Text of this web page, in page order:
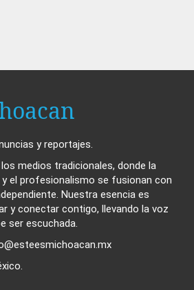
y reportajes.
medios tradicionales, donde la
y el profesionalismo se fusionan con
Nuestra esencia es
y conectar contigo, llevando la voz
ser escuchada.